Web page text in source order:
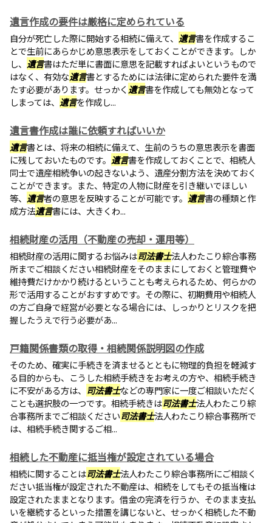
遺言作成の要件は厳格に定められている
自分が死亡した際に開始する相続に備えて、 遺言書を作成するこ
とで生前にあらかじめ意思表示をしておくことができます。しか
し、 遺言書はただ単に書面に意思を記載すればよいというもので
はなく、有効な遺言書とするためには法律に定められた要件を満
たす必要があります。せっかく 遺言書を作成しても無効となって
しまっては、 遺言を作成し...
遺言書作成は誰に依頼すればいいか
遺言書とは、将来の相続に備えて、生前のうちの意思表示を書面
に残しておいたものです。 遺言書を作成しておくことで、相続人
同士で遺産相続争いの起きないよう、遺産分割方法を決めておく
ことができます。また、特定の人物に財産を引き継いでほしい
等、 遺言者の意思を反映することが可能です。 遺言書の種類と作
成方法遺言書には、大きくわ...
相続財産の活用（不動産の売却・運用等）
相続財産の活用に関するお悩みは司法書士法人わたこり綜合事務
所までご相談ください相続財産をそのままにしておくと管理費や
維持費だけかかり続けるということも考えられるため、何らかの
形で活用することがおすすめです。その際に、初期費用や相続人
の方ご自身で経営が必要となる場合には、しっかりとリスクを把
握したうえで行う必要があ...
戸籍関係書類の取得・相続関係説明図の作成
そのため、確実に手続きを済ませるとともに物理的負担を軽減す
る目的からも、こうした相続手続きをお考えの方や、相続手続き
に不安がある方は、 司法書士などの専門家に一度ご相談いただく
ことも選択肢の一つです。相続手続きは司法書士法人わたこり綜
合事務所までご相談ください司法書士法人わたこり綜合事務所で
は、相続手続き関するご相...
相続した不動産に抵当権が設定されている場合
相続に関することは司法書士法人わたこり綜合事務所にご相談く
ださい抵当権が設定された不動産は、相続をしてもその抵当権は
設定されたままとなります。借金の完済を行うか、そのまま支払
いを継続するといった措置を講じないと、せっかく相続した不動